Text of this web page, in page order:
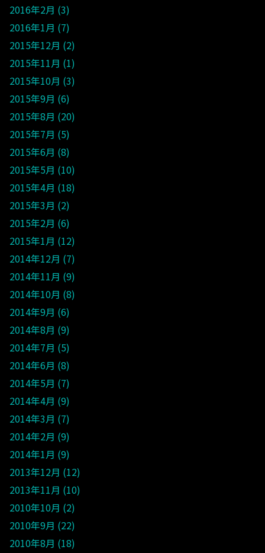
2016年2月 3
2016年1月 7
2015年12月 2
2015年11月 1
2015年10月 3
2015年9月 6
2015年8月 20
2015年7月 5
2015年6月 8
2015年5月 10
2015年4月 18
2015年3月 2
2015年2月 6
2015年1月 12
2014年12月 7
2014年11月 9
2014年10月 8
2014年9月 6
2014年8月 9
2014年7月 5
2014年6月 8
2014年5月 7
2014年4月 9
2014年3月 7
2014年2月 9
2014年1月 9
2013年12月 12
2013年11月 10
2010年10月 2
2010年9月 22
2010年8月 18